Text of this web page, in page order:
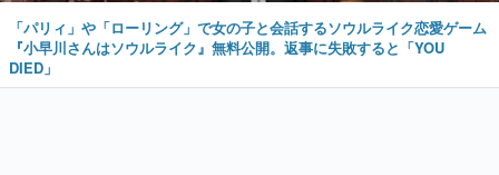
「パリィ」や「ローリング」で女の子と会話するソウルライク恋愛ゲーム
『小早川さんはソウルライク』無料公開。返事に失敗すると「YOU
DIED」